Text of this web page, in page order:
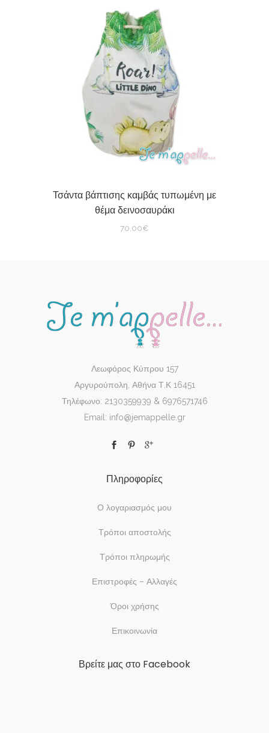
Τσάντα βάπτισης καμβάς τυπωμένη με
θέμα δεινοσαυράκι
70,00€
Λεωφόρος Κύπρου 157
Αργυρούπολη, Αθήνα Τ.Κ 16451
Τηλέφωνο: 2130359939 & 6976571746
Email: info@jemappelle.gr
Πληροφορίες
Ο λογαριασμός μου
Τρόποι αποστολής
Τρόποι πληρωμής
Επιστροφές – Αλλαγές
Όροι χρήσης
Επικοινωνία
Βρείτε μας στο Facebook